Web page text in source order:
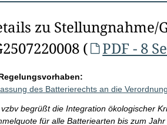
zu Stellungnahme/
(
PDF - 8
des Batterierechts an die
begrüßt die Integration ökologischer
für alle Batteriearten bis zum